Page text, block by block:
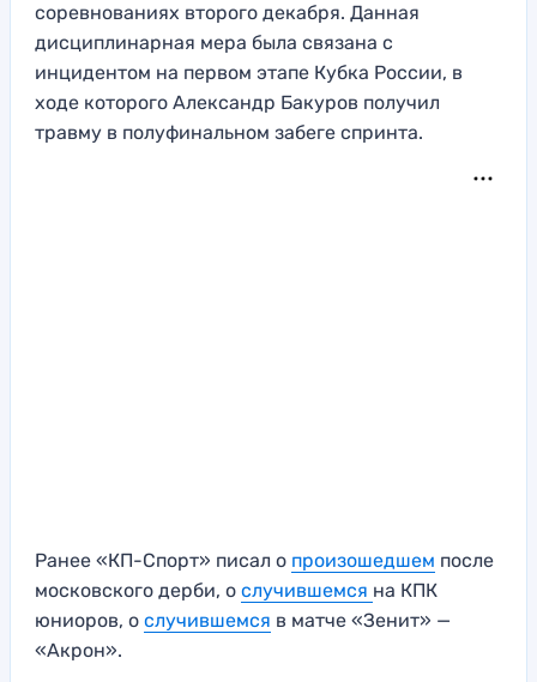
соревнованиях второго декабря. Данная
дисциплинарная мера была связана с
инцидентом на первом этапе Кубка России, в
ходе которого Александр Бакуров получил
травму в полуфинальном забеге спринта.
Ранее «КП-Спорт» писал о произошедшем после
московского дерби, о случившемся на КПК
юниоров, о случившемся в матче «Зенит» —
«Акрон».